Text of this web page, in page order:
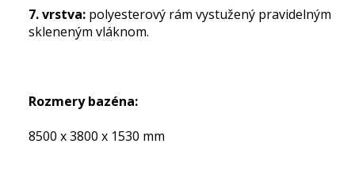
7. vrstva: polyesterový rám vystužený pravidelným
skleneným vláknom.
Rozmery bazéna:
8500 x 3800 x 1530 mm